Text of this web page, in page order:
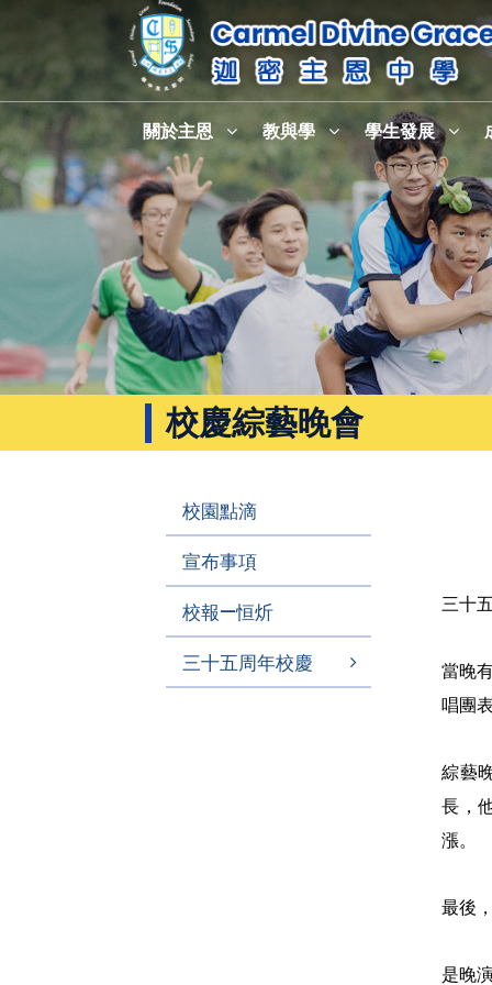
關於主恩 教與學 學生發展
校慶綜藝晚會
校園點滴
宣布事項
校報—恒炘
三十五周年校慶
三十
當晚
唱團
綜藝
長，
漲。
最後
是晚